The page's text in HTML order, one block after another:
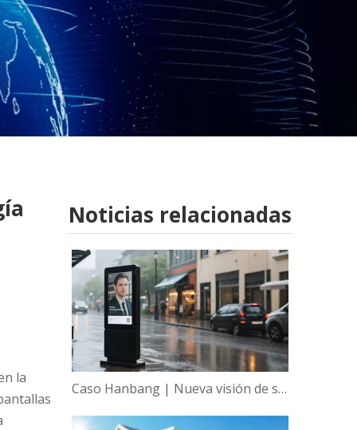
la
Noticias relacionadas
Caso Hanbang | Nueva visión de sabiduría, empoderamiento global de la tecnología de visualización inteligente de Hanbang